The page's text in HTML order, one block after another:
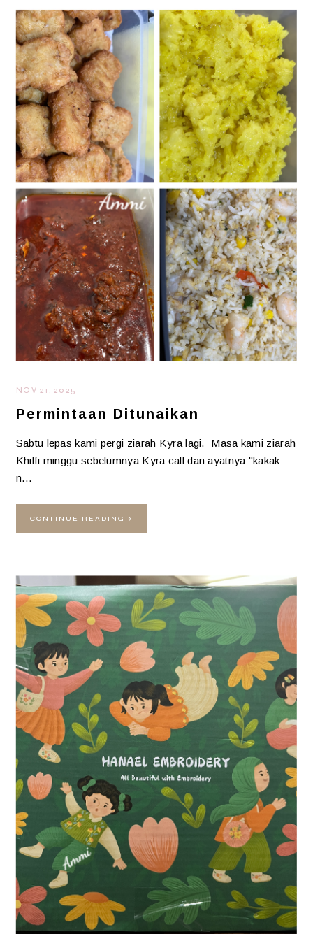
NOV 21, 2025
Permintaan Ditunaikan
Sabtu lepas kami pergi ziarah Kyra lagi. Masa kami ziarah
Khilfi minggu sebelumnya Kyra call dan ayatnya "kakak
n…
CONTINUE READING »